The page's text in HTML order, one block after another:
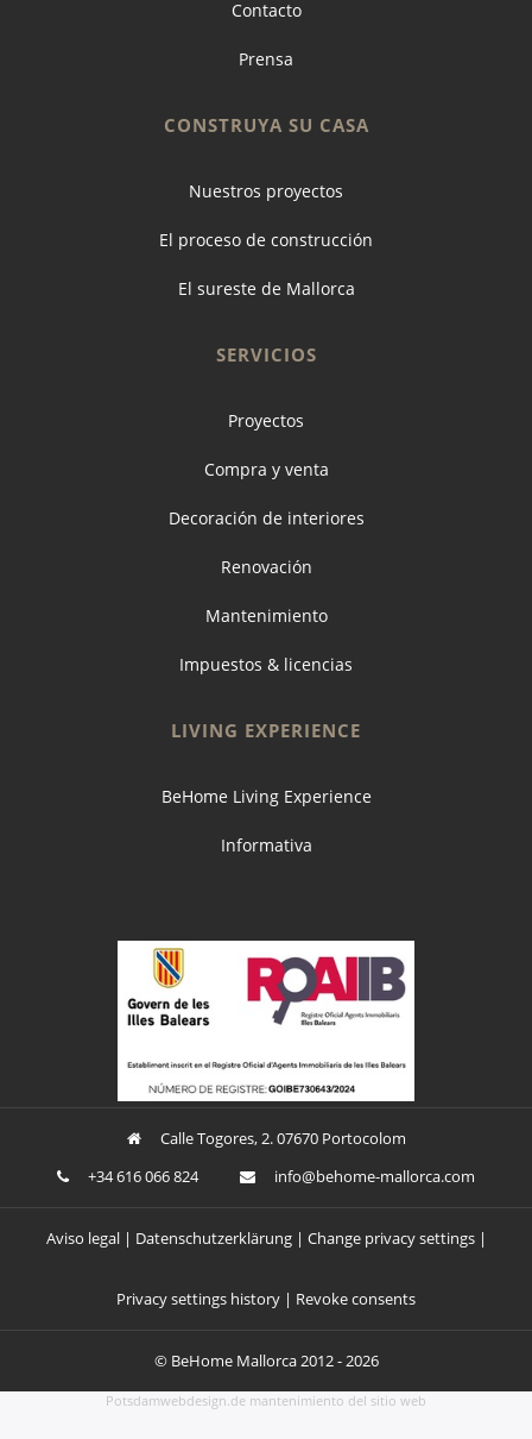
Contacto
Prensa
CONSTRUYA SU CASA
Nuestros proyectos
El proceso de construcción
El sureste de Mallorca
SERVICIOS
Proyectos
Compra y venta
Decoración de interiores
Renovación
Mantenimiento
Impuestos & licencias
LIVING EXPERIENCE
BeHome Living Experience
Informativa
Calle Togores, 2. 07670 Portocolom
+34 616 066 824
moc.a
croll
am-em
oheb@
ofni
Aviso legal Datenschutzerklärung Change privacy settings
Privacy settings history Revoke consents
© BeHome Mallorca2012 - 2026
Potsdamwebdesign.de mantenimiento del sitio web